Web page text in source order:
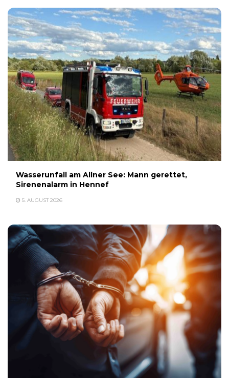
Wasserunfall am Allner See: Mann gerettet,
Sirenenalarm in Hennef
5. AUGUST 2026